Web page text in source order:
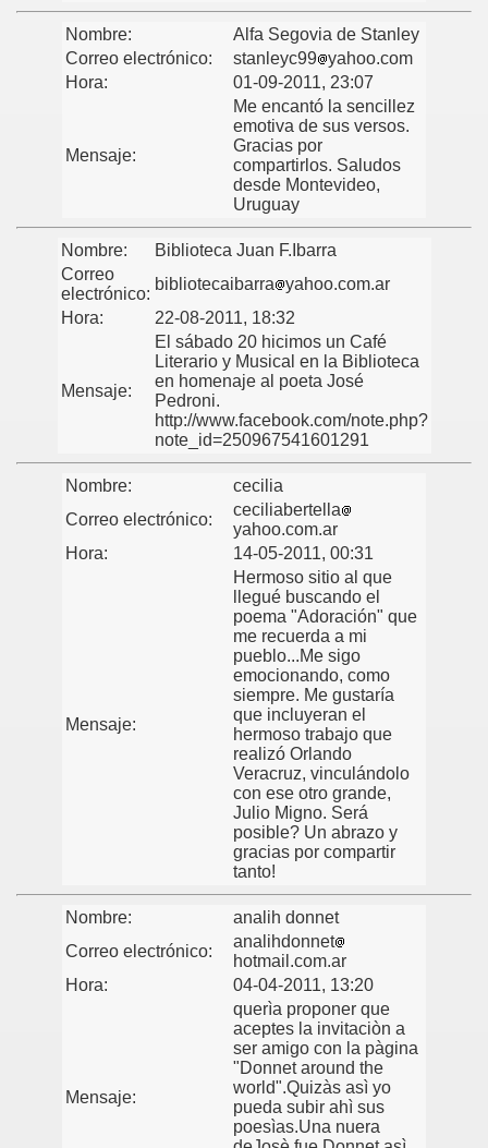
Nombre:
Alfa Segovia de Stanley
Correo electrónico:
stanleyc99 yahoo.com
Hora:
01-09-2011, 23:07
Mensaje:
Me encantó la sencillez
emotiva de sus versos.
Gracias por
compartirlos. Saludos
desde Montevideo,
Uruguay
Nombre:
Biblioteca Juan F.Ibarra
Correo
electrónico:
bibliotecaibarra
yahoo.com.ar
Hora:
22-08-2011, 18:32
Mensaje:
El sábado 20 hicimos un Café
Literario y Musical en la Biblioteca
en homenaje al poeta José
Pedroni.
http://www.facebook.com/note.php?
note_id=250967541601291
Nombre:
cecilia
Correo electrónico:
ceciliabertella
yahoo.com.ar
Hora:
14-05-2011, 00:31
Mensaje:
Hermoso sitio al que
llegué buscando el
poema "Adoración" que
me recuerda a mi
pueblo...Me sigo
emocionando, como
siempre. Me gustaría
que incluyeran el
hermoso trabajo que
realizó Orlando
Veracruz, vinculándolo
con ese otro grande,
Julio Migno. Será
posible? Un abrazo y
gracias por compartir
tanto!
Nombre:
analih donnet
Correo electrónico:
analihdonnet
hotmail.com.ar
Hora:
04-04-2011, 13:20
Mensaje:
querìa proponer que
aceptes la invitaciòn a
ser amigo con la pàgina
"Donnet around the
world".Quizàs asì yo
pueda subir ahì sus
poesìas.Una nuera